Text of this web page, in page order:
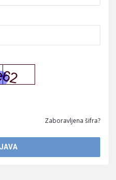
Zaboravljena šifra?